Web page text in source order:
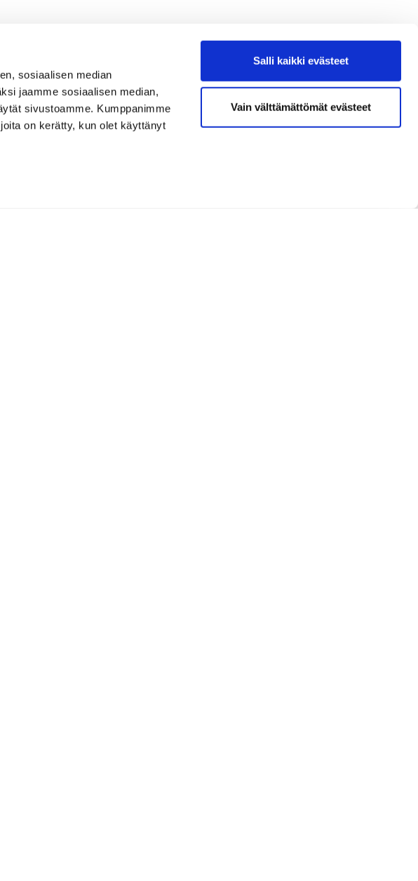
sosiaalisen median
jaamme sosiaalisen median,
sivustoamme. Kumppanimme
on kerätty, kun olet käyttänyt
Salli kaikki evästeet
Vain välttämättömät evästeet